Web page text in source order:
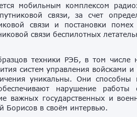
мобильным комплексом
связи, за счет
связи и постановки
связи беспилотных
техники РЭБ, в том числе
систем управления
уникальны. Они способны
нарушение
важных государственных и
Борисов в своём интервью.